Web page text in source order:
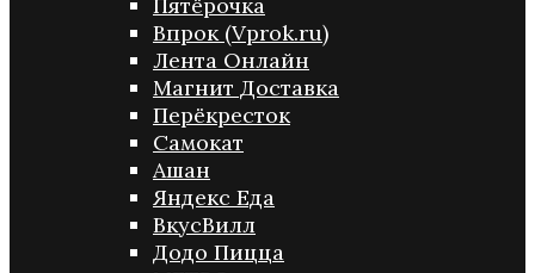
Впрок (Vprok.ru)
Лента Онлайн
Магнит Доставка
Перёкресток
Самокат
Ашан
Яндекс Еда
ВкусВилл
Додо Пицца